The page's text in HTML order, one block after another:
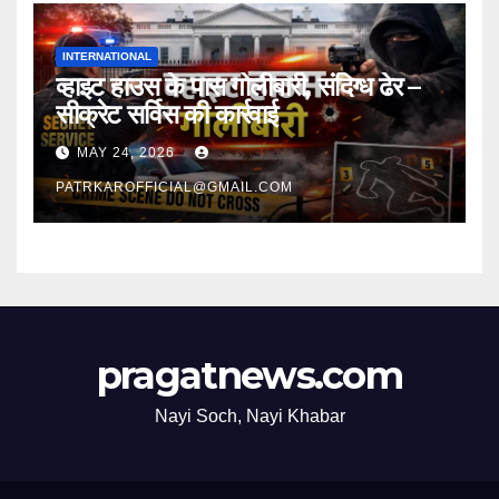
INTERNATIONAL
व्हाइट हाउस के पास गोलीबारी, संदिग्ध ढेर –
सीक्रेट सर्विस की कार्रवाई
MAY 24, 2026
PATRKAROFFICIAL@GMAIL.COM
pragatnews.com
Nayi Soch, Nayi Khabar